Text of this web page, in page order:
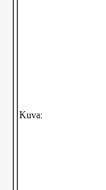
Kuva: